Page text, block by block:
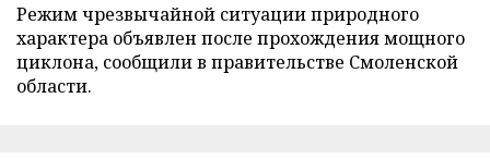
Режим чрезвычайной ситуации природного
характера объявлен после прохождения мощного
циклона, сообщили в правительстве Смоленской
области.